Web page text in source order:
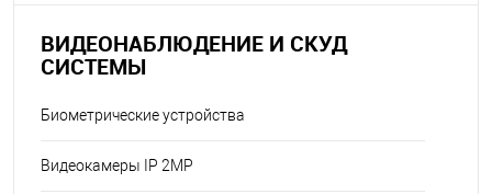
ВИДЕОНАБЛЮДЕНИЕ И СКУД
СИСТЕМЫ
Биометрические устройства
Видеокамеры IP 2MP